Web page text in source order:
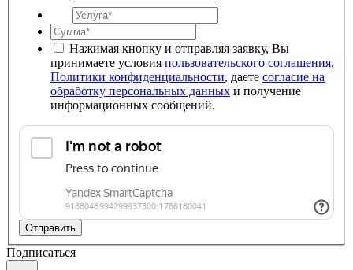
Нажимая кнопку и отправляя заявку, Вы
принимаете условия пользовательского соглашения,
Политики конфиденциальности, даете согласие на
обработку персональных данных и получение
информационных сообщений.
Отправить
Подписаться